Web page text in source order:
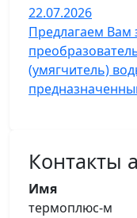
22.07.2026
Предлагаем Вам
(умягчитель)
Контакты
Имя
термоплюс-м